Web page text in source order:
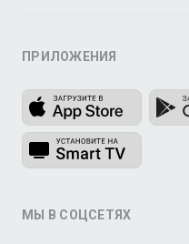
ПРИЛОЖЕНИЯ
МЫ В СОЦСЕТЯХ